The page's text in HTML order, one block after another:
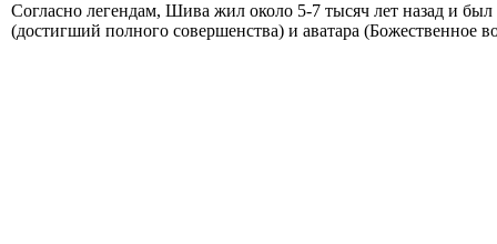
Согласно легендам, Шива жил около 5-7 тысяч лет назад и
(достигший полного совершенства) и аватара (Божественное